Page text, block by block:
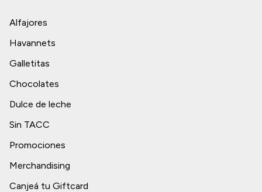
Alfajores
Havannets
Galletitas
Chocolates
Dulce de leche
Sin TACC
Promociones
Merchandising
Canjeá tu Giftcard